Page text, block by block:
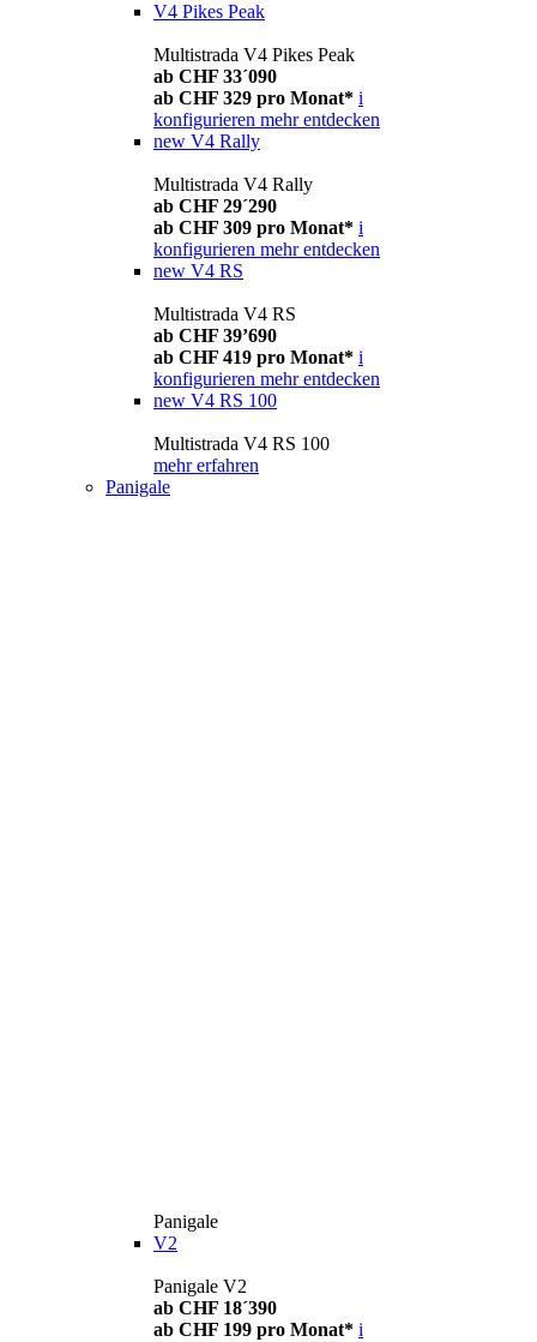
V4 Pikes Peak
Multistrada V4 Pikes Peak
ab CHF 33´090
ab CHF 329 pro Monat* i
konfigurieren mehr entdecken
new V4 Rally
Multistrada V4 Rally
ab CHF 29´290
ab CHF 309 pro Monat* i
konfigurieren mehr entdecken
new V4 RS
Multistrada V4 RS
ab CHF 39’690
ab CHF 419 pro Monat* i
konfigurieren mehr entdecken
new V4 RS 100
Multistrada V4 RS 100
mehr erfahren
Panigale
Panigale
V2
Panigale V2
ab CHF 18´390
ab CHF 199 pro Monat* i